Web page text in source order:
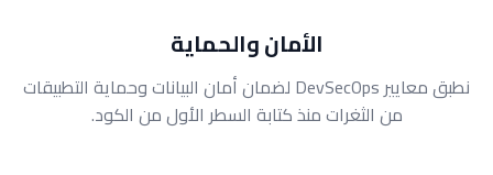
الأمان والحماية
نطبق معايير DevSecOps لضمان أمان البيانات وحماية التطبيقات
من الثغرات منذ كتابة السطر الأول من الكود.